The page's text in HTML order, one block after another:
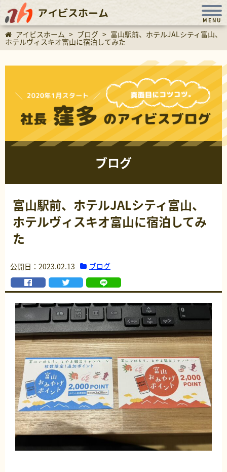
アイビスホーム
MENU
アイビスホーム > ブログ > 富山駅前、ホテルJALシティ富山、
ホテルヴィスキオ富山に宿泊してみた
ブログ
富山駅前、ホテルJALシティ富山、
ホテルヴィスキオ富山に宿泊してみ
た
公開日：2023.02.13 ブログ